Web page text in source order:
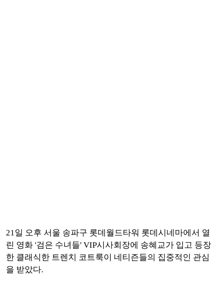
21일 오후 서울 송파구 롯데월드타워 롯데시네마에서 열
린 영화 '검은 수녀들' VIP시사회장에 송혜교가 입고 등장
한 클래식한 트렌치 코트룩이 네티즌들의 집중적인 관심
을 받았다.